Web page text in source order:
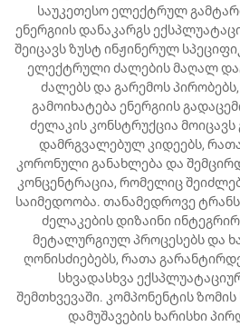
საუკეთესო ელექტრულ
ენერგიის დანაკარგს
შეიცავს ზუსტ ინჟინერულ
ელექტრული ძალების მაღალ
ძალებს და გარემოს
გამოიხატება ენერგიის
ძელაკის კონსტრუქცია
დამრგვალებულ კიდეებს,
კორონული განახლება და
კონცენტრაცია, რომელიც
საიმედოობა. თანამედროვე
ძელაკების დიზაინი
მეტალურგიულ პროცესებს და
ღონისძიებებს, რათა
სხვადასხვა
შემთხვევაში. კომპონენტის
დამუშავების ხარისხი